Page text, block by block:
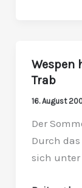
Wespen
Trab
16. August
Der
Durch
sich unter
Wespen
halten